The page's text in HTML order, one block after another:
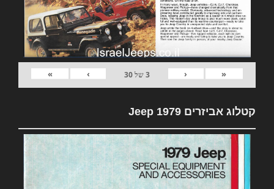
«
‹
3של30
›
»
קטלוג אביזרים 1979 Jeep